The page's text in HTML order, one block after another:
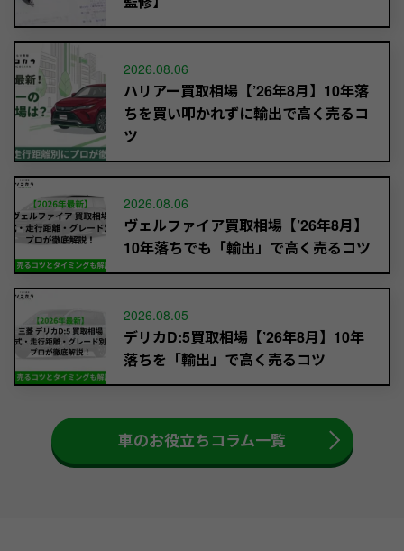
2026.08.06
ハリアー買取相場【’26年8月】10年落
ちを買い叩かれずに輸出で高く売るコ
ツ
2026.08.06
ヴェルファイア買取相場【’26年8月】
10年落ちでも「輸出」で高く売るコツ
2026.08.05
デリカD:5買取相場【’26年8月】10年
落ちを「輸出」で高く売るコツ
車のお役立ちコラム一覧